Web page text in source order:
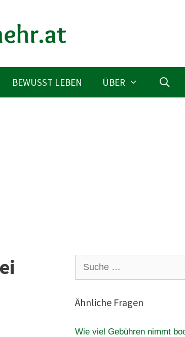
BEWUSST LEBEN ÜBER
nach:
Ähnliche Fragen
Wie viel Gebühren nimmt